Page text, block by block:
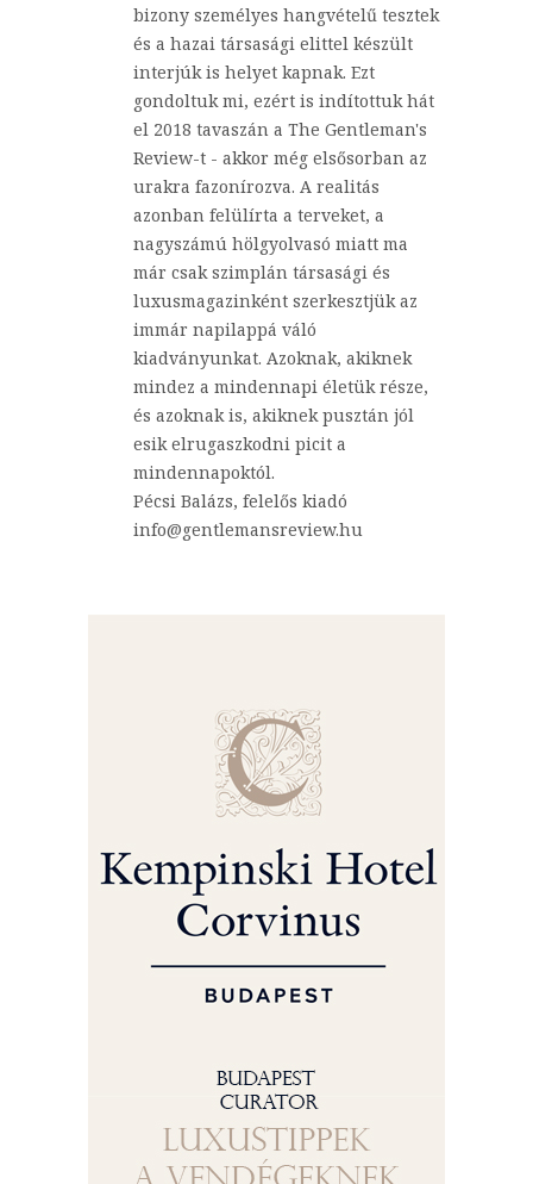
bizony személyes hangvételű tesztek
és a hazai társasági elittel készült
interjúk is helyet kapnak. Ezt
gondoltuk mi, ezért is indítottuk hát
el 2018 tavaszán a The Gentleman's
Review-t - akkor még elsősorban az
urakra fazonírozva. A realitás
azonban felülírta a terveket, a
nagyszámú hölgyolvasó miatt ma
már csak szimplán társasági és
luxusmagazinként szerkesztjük az
immár napilappá váló
kiadványunkat. Azoknak, akiknek
mindez a mindennapi életük része,
és azoknak is, akiknek pusztán jól
esik elrugaszkodni picit a
mindennapoktól.
Pécsi Balázs, felelős kiadó
info@gentlemansreview.hu